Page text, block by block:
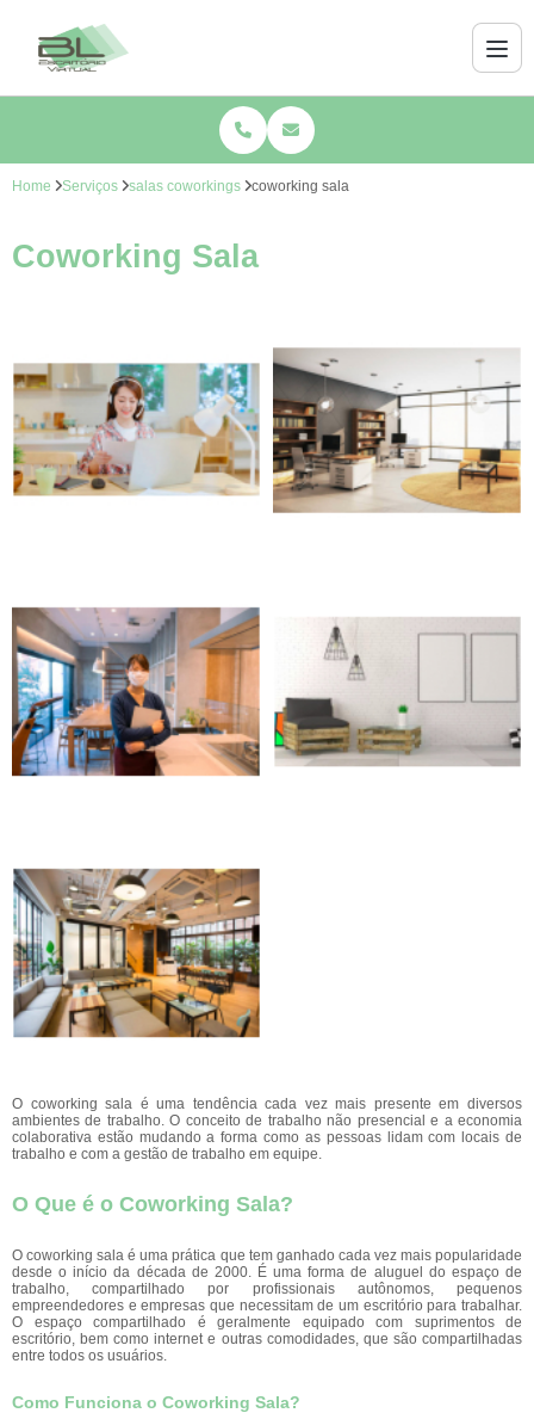
Home Serviços salas coworkings coworking sala
Coworking Sala
O coworking sala é uma tendência cada vez mais presente em diversos
ambientes de trabalho. O conceito de trabalho não presencial e a economia
colaborativa estão mudando a forma como as pessoas lidam com locais de
trabalho e com a gestão de trabalho em equipe.
O Que é o Coworking Sala?
O coworking sala é uma prática que tem ganhado cada vez mais popularidade
desde o início da década de 2000. É uma forma de aluguel do espaço de
trabalho, compartilhado por profissionais autônomos, pequenos
empreendedores e empresas que necessitam de um escritório para trabalhar.
O espaço compartilhado é geralmente equipado com suprimentos de
escritório, bem como internet e outras comodidades, que são compartilhadas
entre todos os usuários.
Como Funciona o Coworking Sala?